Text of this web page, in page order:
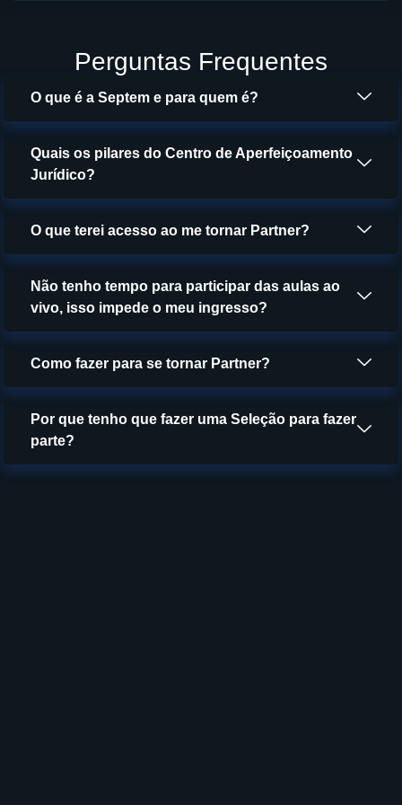
Perguntas Frequentes
O que é a Septem e para quem é?
Quais os pilares do Centro de Aperfeiçoamento
Jurídico?
O que terei acesso ao me tornar Partner?
Não tenho tempo para participar das aulas ao
vivo, isso impede o meu ingresso?
Como fazer para se tornar Partner?
Por que tenho que fazer uma Seleção para fazer
parte?